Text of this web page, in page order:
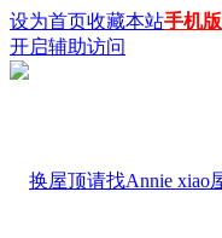
设为首页收藏本站手机版
开启辅助访问